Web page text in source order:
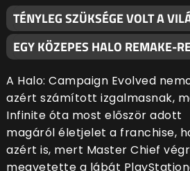
TÉNYLEG SZÜKSÉGE VOLT A
EGY KÖZEPES HALO REMAKE-
A Halo: Campaign Evolved
azért számított izgalmasnak,
Infinite óta most először adott
magáról életjelet a franchise,
azért is, mert Master Chief
megvetette a lábát